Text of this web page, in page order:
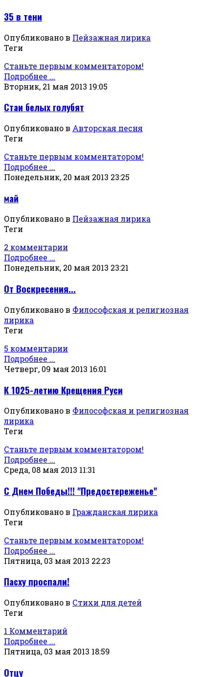
35 в тени
Опубликовано в Пейзажная лирика
Теги
Станьте первым комментатором!
Подробнее ...
Вторник, 21 мая 2013 19:05
Стаи белых голубят
Опубликовано в Авторская песня
Теги
Станьте первым комментатором!
Подробнее ...
Понедельник, 20 мая 2013 23:25
май
Опубликовано в Пейзажная лирика
Теги
2 комментарии
Подробнее ...
Понедельник, 20 мая 2013 23:21
От Воскресения...
Опубликовано в Философская и религиозная
лирика
Теги
5 комментарии
Подробнее ...
Четверг, 09 мая 2013 16:01
К 1025-летию Крещения Руси
Опубликовано в Философская и религиозная
лирика
Теги
Станьте первым комментатором!
Подробнее ...
Среда, 08 мая 2013 11:31
С Днем Победы!!! "Предостереженье"
Опубликовано в Гражданская лирика
Теги
Станьте первым комментатором!
Подробнее ...
Пятница, 03 мая 2013 22:23
Пасху проспали!
Опубликовано в Стихи для детей
Теги
1 Комментарий
Подробнее ...
Пятница, 03 мая 2013 18:59
Отцу